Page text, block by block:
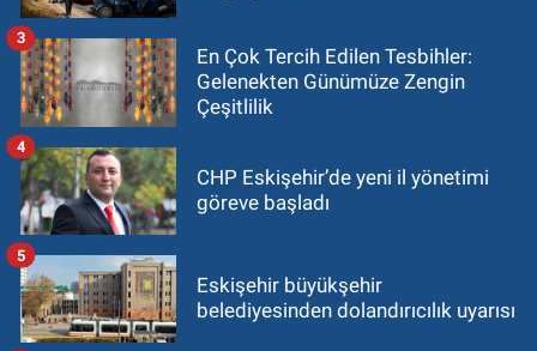
En Çok Tercih Edilen Tesbihler:
Gelenekten Günümüze Zengin
Çeşitlilik
3
CHP Eskişehir’de yeni il yönetimi
göreve başladı
4
Eskişehir büyükşehir
belediyesinden dolandırıcılık uyarısı
5